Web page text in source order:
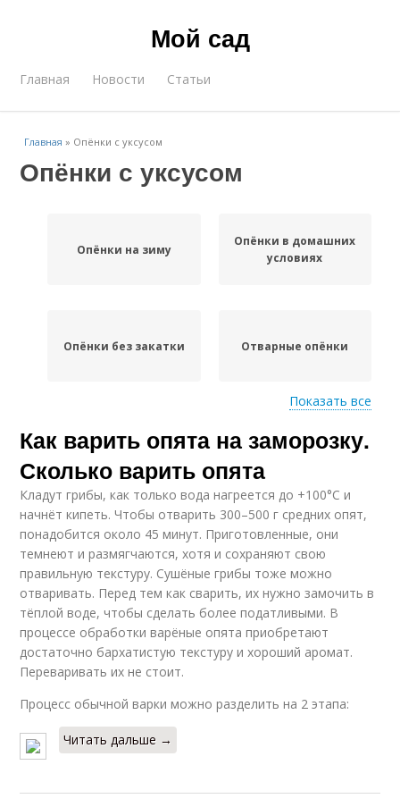
Мой сад
Главная Новости Статьи
Главная » Опёнки с уксусом
Опёнки с уксусом
Опёнки на зиму
Опёнки в домашних
условиях
Опёнки без закатки Отварные опёнки
Опёнки без уксуса
Опёнки с лимонной
кислотой
Соленые опёнки Опёнки в банках
Способ без уксуса Опёнки без сахара
Опёнки без
стерилизации
Показать все
Как варить опята на заморозку.
Сколько варить опята
Кладут грибы, как только вода нагреется до +100°С и
начнёт кипеть. Чтобы отварить 300–500 г средних опят,
понадобится около 45 минут. Приготовленные, они
темнеют и размягчаются, хотя и сохраняют свою
правильную текстуру. Сушёные грибы тоже можно
отваривать. Перед тем как сварить, их нужно замочить в
тёплой воде, чтобы сделать более податливыми. В
процессе обработки варёные опята приобретают
достаточно бархатистую текстуру и хороший аромат.
Переваривать их не стоит.
Процесс обычной варки можно разделить на 2 этапа:
Читать дальше →